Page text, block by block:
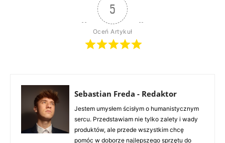
5
Oceń Artykuł
Sebastian Freda - Redaktor
Jestem umysłem ścisłym o humanistycznym
sercu. Przedstawiam nie tylko zalety i wady
produktów, ale przede wszystkim chcę
pomóc w doborze najlepszego sprzętu do